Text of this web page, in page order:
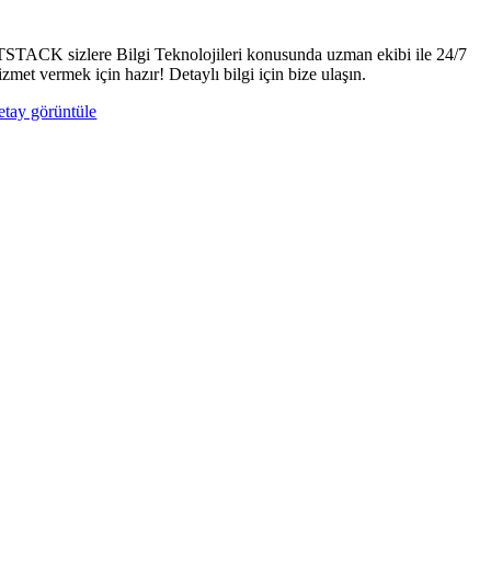
sizlere Bilgi Teknolojileri konusunda uzman ekibi ile 24/7
vermek için hazır! Detaylı bilgi için bize ulaşın.
görüntüle